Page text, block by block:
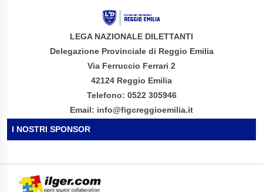
LEGA NAZIONALE DILETTANTI
Delegazione Provinciale di Reggio Emilia
Via Ferruccio Ferrari 2
42124 Reggio Emilia
Telefono: 0522 305946
Email: info@figcreggioemilia.it
I NOSTRI SPONSOR